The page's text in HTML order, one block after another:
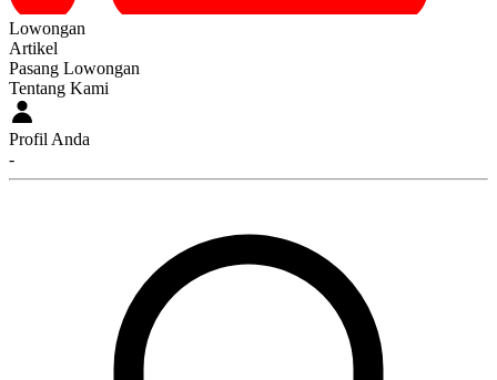
Lowongan
Artikel
Pasang Lowongan
Tentang Kami
Profil Anda
-